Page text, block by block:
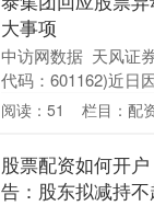
大事项
中访网数据 天风证
代码：601162)近日
发市场关注。6月25
管....
阅读：51 栏目：配
股票配资如何开
告：股东拟减持